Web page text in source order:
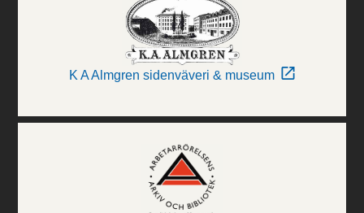
K A Almgren sidenväveri & museum